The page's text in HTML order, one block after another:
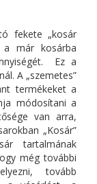
fekete „kosár
a már kosárba
Ez a
A „szemetes”
termékeket a
módosítani a
van arra,
„Kosár”
tartalmának
még további
tovább